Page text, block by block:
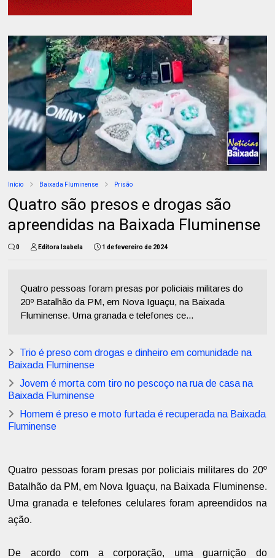
Início Baixada Fluminense Prisão
Quatro são presos e drogas são
apreendidas na Baixada Fluminense
0 Editora Isabela 1 de fevereiro de 2024
Quatro pessoas foram presas por policiais militares do
20º Batalhão da PM, em Nova Iguaçu, na Baixada
Fluminense. Uma granada e telefones ce...
Trio é preso com drogas e dinheiro em comunidade na
Baixada Fluminense
Jovem é morta com tiro no pescoço na rua de casa na
Baixada Fluminense
Homem é preso e moto furtada é recuperada na Baixada
Fluminense
Quatro pessoas foram presas por policiais militares do 20º
Batalhão da PM, em Nova Iguaçu, na Baixada Fluminense.
Uma granada e telefones celulares foram apreendidos na
ação.
De acordo com a corporação, uma guarnição do